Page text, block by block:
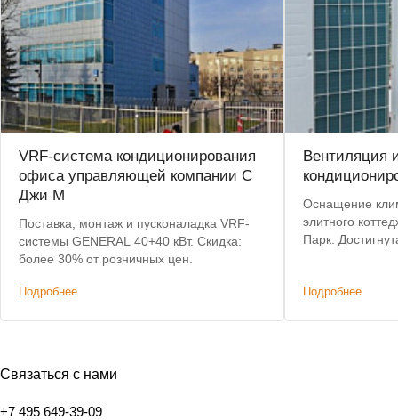
VRF-система кондиционирования
офиса управляющей компании С
Джи М
Поставка, монтаж и пусконаладка VRF-
системы GENERAL 40+40 кВт. Скидка:
более 30% от розничных цен.
Подробнее
Вентиляция
Оснащение
элитного
Парк.
Подробнее
Связаться с нами
+7 495 649-39-09